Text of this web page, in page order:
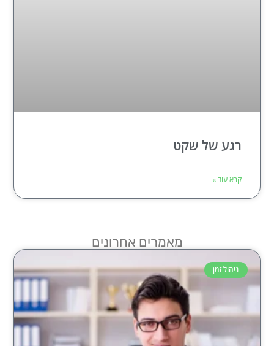
רגע של שקט
קרא עוד »
מאמרים אחרונים
ניהול זמן